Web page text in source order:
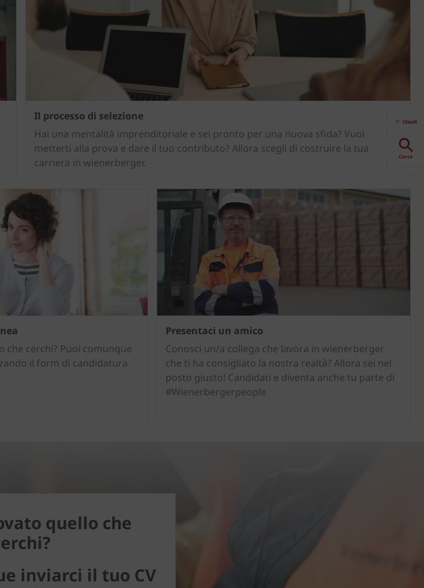
Il processo di selezione
Hai una mentalità imprenditoriale e sei pronto per una nuova sfida? Vuoi
metterti alla prova e dare il tuo contributo? Allora scegli di costruire la tua
carriera in wienerberger.
che cerchi? Puoi comunque
il form di candidatura
Presentaci un amico
Conosci un/a collega che lavora in wienerberger
che ti ha consigliato la nostra realtà? Allora sei nel
posto giusto! Candidati e diventa anche tu parte di
#Wienerbergerpeople
quello che
inviarci il tuo CV
Chiudi
Cerca